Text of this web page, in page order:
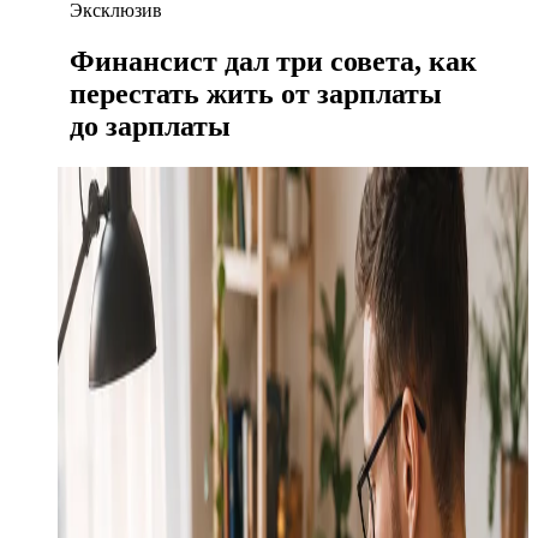
Эксклюзив
Финансист дал три совета, как
перестать жить от зарплаты
до зарплаты